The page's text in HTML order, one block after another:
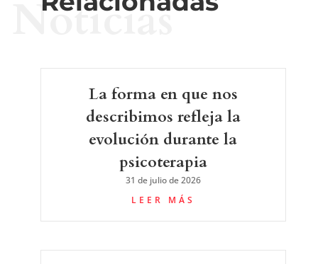
Noticias
La forma en que nos
describimos refleja la
evolución durante la
psicoterapia
31 de julio de 2026
LEER MÁS